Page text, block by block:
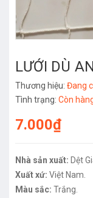
LƯỚI DÙ
Thương hiệu: Đang
Tình trạng: Còn
7.000₫
Nhà sản xuất: Dệt
Xuất xứ: Việt Nam.
Màu sắc: Trắng.